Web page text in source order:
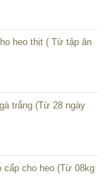
heo thịt ( Từ tập ăn
trắng (Từ 28 ngày
cấp cho heo (Từ 08kg